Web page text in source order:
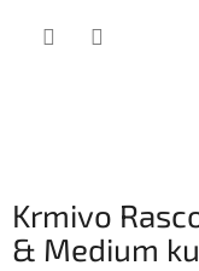
Krmivo
& Medium